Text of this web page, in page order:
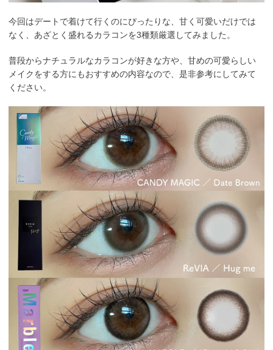
今回はデートで着けて行くのにぴったりな、甘く可愛いだけでは
なく、あざとく盛れるカラコンを3種類厳選してみました。
普段からナチュラルなカラコンが好きな方や、甘めの可愛らしい
メイクをする方にもおすすめの内容なので、是非参考にしてみて
ください。